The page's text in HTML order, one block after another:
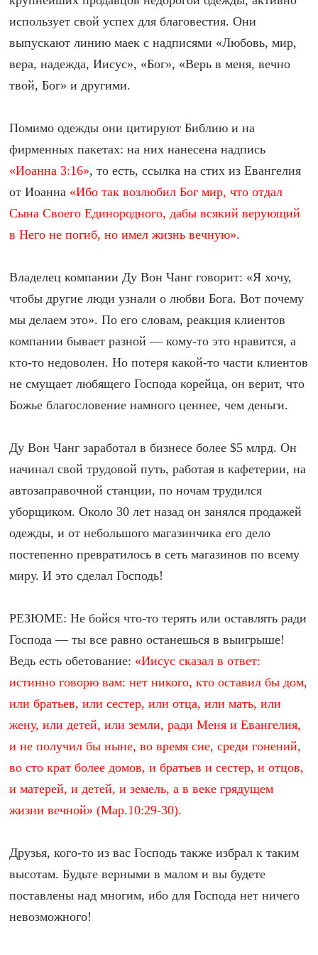
использует свой успех для благовестия. Они
выпускают линию маек с надписями «Любовь, мир,
вера, надежда, Иисус», «Бог», «Верь в меня, вечно
твой, Бог» и другими.
Помимо одежды они цитируют Библию и на
фирменных пакетах: на них нанесена надпись
«Иоанна 3:16», то есть, ссылка на стих из Евангелия
от Иоанна «Ибо так возлюбил Бог мир, что отдал
Сына Своего Единородного, дабы всякий верующий
в Него не погиб, но имел жизнь вечную».
Владелец компании Ду Вон Чанг говорит: «Я хочу,
чтобы другие люди узнали о любви Бога. Вот почему
мы делаем это». По его словам, реакция клиентов
компании бывает разной — кому-то это нравится, а
кто-то недоволен. Но потеря какой-то части клиентов
не смущает любящего Господа корейца, он верит, что
Божье благословение намного ценнее, чем деньги.
Ду Вон Чанг заработал в бизнесе более $5 млрд. Он
начинал свой трудовой путь, работая в кафетерии, на
автозаправочной станции, по ночам трудился
уборщиком. Около 30 лет назад он занялся продажей
одежды, и от небольшого магазинчика его дело
постепенно превратилось в сеть магазинов по всему
миру. И это сделал Господь!
РЕЗЮМЕ: Не бойся что-то терять или оставлять ради
Господа — ты все равно останешься в выигрыше!
Ведь есть обетование: «Иисус сказал в ответ:
истинно говорю вам: нет никого, кто оставил бы дом,
или братьев, или сестер, или отца, или мать, или
жену, или детей, или земли, ради Меня и Евангелия,
и не получил бы ныне, во время сие, среди гонений,
во сто крат более домов, и братьев и сестер, и отцов,
и матерей, и детей, и земель, а в веке грядущем
жизни вечной» (Мар.10:29-30).
Друзья, кого-то из вас Господь также избрал к таким
высотам. Будьте верными в малом и вы будете
поставлены над многим, ибо для Господа нет ничего
невозможного!